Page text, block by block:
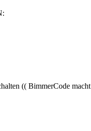
(( BimmerCode macht